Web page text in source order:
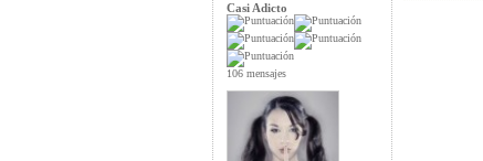
Casi Adicto
106 mensajes